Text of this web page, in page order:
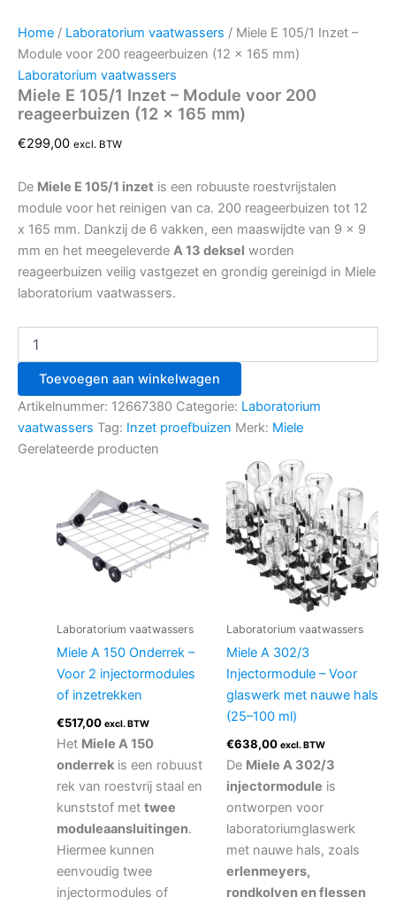
Home / Laboratorium vaatwassers / Miele E 105/1 Inzet –
Module voor 200 reageerbuizen (12 x 165 mm)
Laboratorium vaatwassers
Miele E 105/1 Inzet – Module voor 200
reageerbuizen (12 x 165 mm)
€299,00 excl. BTW
De Miele E 105/1 inzet is een robuuste roestvrijstalen
module voor het reinigen van ca. 200 reageerbuizen tot 12
x 165 mm. Dankzij de 6 vakken, een maaswijdte van 9 x 9
mm en het meegeleverde A 13 deksel worden
reageerbuizen veilig vastgezet en grondig gereinigd in Miele
laboratorium vaatwassers.
Toevoegen aan winkelwagen
Artikelnummer: 12667380 Categorie: Laboratorium
vaatwassers Tag: Inzet proefbuizen Merk: Miele
Gerelateerde producten
Laboratorium vaatwassers
Miele A 150 Onderrek –
Voor 2 injectormodules
of inzetrekken
€517,00 excl. BTW
Het Miele A 150
onderrekis een robuust
rek van roestvrij staal en
kunststof met twee
moduleaansluitingen.
Hiermee kunnen
eenvoudig twee
injectormodules of
Laboratorium vaatwassers
Miele A 302/3
Injectormodule – Voor
glaswerk met nauwe hals
(25–100 ml)
€638,00 excl. BTW
De Miele A 302/3
injectormodule is
ontworpen voor
laboratoriumglaswerk
met nauwe hals, zoals
erlenmeyers,
rondkolven en flessen